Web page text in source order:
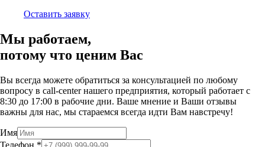
Оставить заявку
Мы работаем,
потому что ценим Вас
Вы всегда можете обратиться за консультацией по любому
вопросу в call-center нашего предприятия, который работает c
8:30 до 17:00 в рабочие дни. Ваше мнение и Ваши отзывы
важны для нас, мы стараемся всегда идти Вам навстречу!
Имя
Телефон *